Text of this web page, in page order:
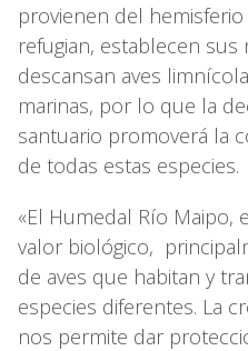
provienen del
refugian, establecen sus
descansan aves
marinas, por lo que la
santuario promoverá la
de todas estas especies.
«El Humedal Río Maipo,
valor biológico,
de aves que habitan y
especies diferentes. La
nos permite dar